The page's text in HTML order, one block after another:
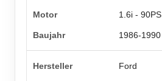
1.6i - 90PS
1986-1990
Ford